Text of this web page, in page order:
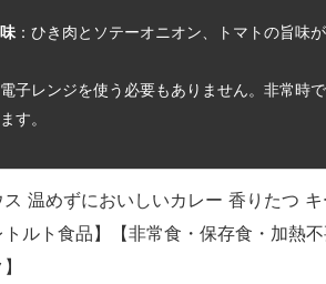
：ひき肉とソテーオニオン、トマトの旨味
子レンジを使う必要もありません。非常時
す。
ス 温めずにおいしいカレー 香りたつ
トルト食品】【非常食・保存食・加熱